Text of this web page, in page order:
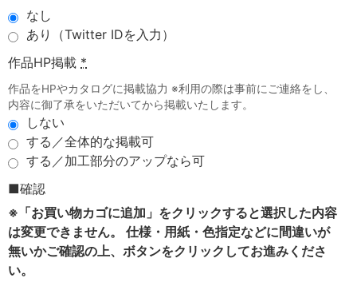
なし
あり（Twitter IDを入力）
作品HP掲載 *
作品をHPやカタログに掲載協力 ※利用の際は事前にご連絡をし、
内容に御了承をいただいてから掲載いたします。
しない
する／全体的な掲載可
する／加工部分のアップなら可
■確認
※「お買い物カゴに追加」をクリックすると選択した内容
は変更できません。 仕様・用紙・色指定などに間違いが
無いかご確認の上、ボタンをクリックしてお進みくださ
い。